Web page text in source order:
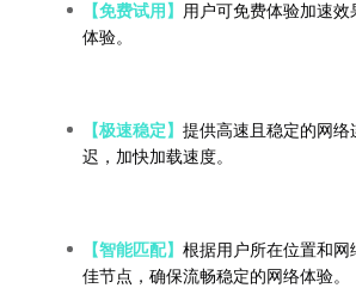
【免费试用】
用户可免费体验加速
体验。
【极速稳定】 提供高速且稳定的网络
迟，加快加载速度。
【智能匹配】 根据用户所在位置和
佳节点，确保流畅稳定的网络体验。